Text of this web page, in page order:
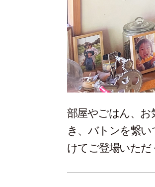
部屋やごはん、お
き、バトンを繋
けてご登場いただ